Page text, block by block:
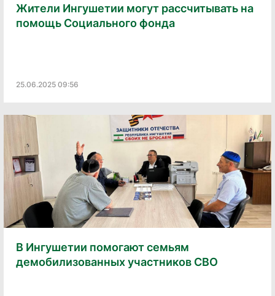
Жители Ингушетии могут рассчитывать на
помощь Социального фонда
25.06.2025 09:56
В Ингушетии помогают семьям
демобилизованных участников СВО